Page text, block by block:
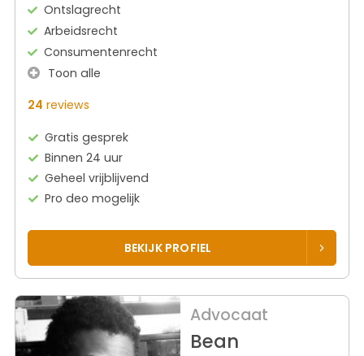
Ontslagrecht
Arbeidsrecht
Consumentenrecht
Toon alle
24 reviews
Gratis gesprek
Binnen 24 uur
Geheel vrijblijvend
Pro deo mogelijk
BEKIJK PROFIEL
Advocaat
Bean